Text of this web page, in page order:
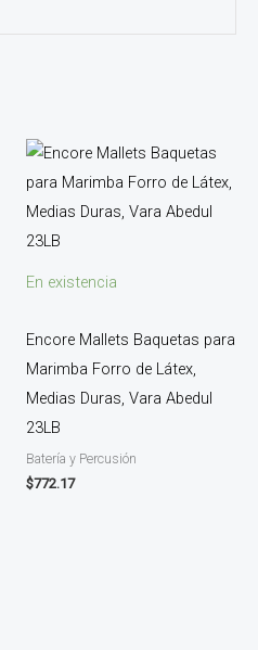
En existencia
Encore Mallets Baquetas para
Marimba Forro de Látex,
Medias Duras, Vara Abedul
23LB
Batería y Percusión
$772.17